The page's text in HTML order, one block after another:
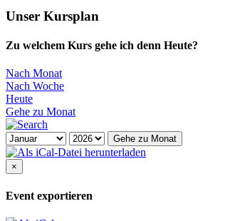
Unser Kursplan
Zu welchem Kurs gehe ich denn Heute?
Nach Monat
Nach Woche
Heute
Gehe zu Monat
Gehe zu Monat
×
Event exportieren